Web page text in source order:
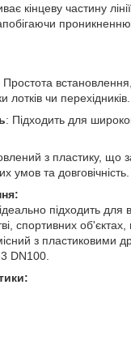
кінцеву частину лінії
Простота
лотків чи перехідників.
: Підходить для
з пластику, що
умов та довговічність.
підходить для
спортивних об'єктах,
з пластиковими
DN100.